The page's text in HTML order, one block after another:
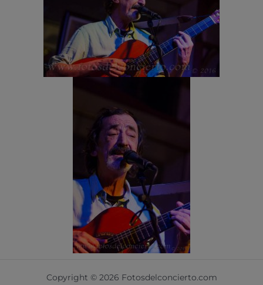
Copyright © 2026 Fotosdelconcierto.com